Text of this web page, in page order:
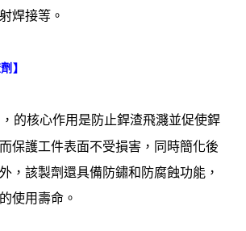
焊接等。
】
，的核心作用是防止銲渣飛濺並促使銲
保護工件表面不受損害，同時簡化後
，該製劑還具備防鏽和防腐蝕功能，
使用壽命。